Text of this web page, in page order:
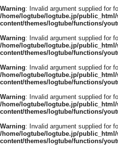
Warning: Invalid argument supplied for
/home/logtube/logtube.jp/
content/themes/logtube/functions/
Warning: Invalid argument supplied for
/home/logtube/logtube.jp/
content/themes/logtube/functions/
Warning: Invalid argument supplied for
/home/logtube/logtube.jp/
content/themes/logtube/functions/
Warning: Invalid argument supplied for
/home/logtube/logtube.jp/
content/themes/logtube/functions/
Warning: Invalid argument supplied for
/home/logtube/logtube.jp/
content/themes/logtube/functions/